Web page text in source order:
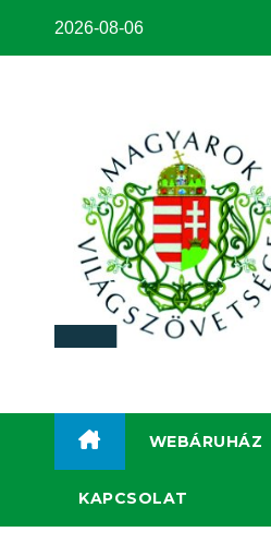
2026-08-06
WEBÁRUHÁZ
KAPCSOLAT